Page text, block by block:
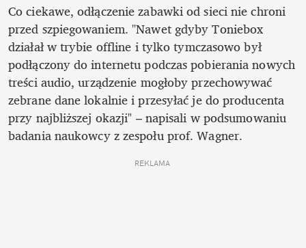
Co ciekawe, odłączenie zabawki od sieci nie chroni
przed szpiegowaniem. "Nawet gdyby Toniebox
działał w trybie offline i tylko tymczasowo był
podłączony do internetu podczas pobierania nowych
treści audio, urządzenie mogłoby przechowywać
zebrane dane lokalnie i przesyłać je do producenta
przy najbliższej okazji" – napisali w podsumowaniu
badania naukowcy z zespołu prof. Wagner.
REKLAMA